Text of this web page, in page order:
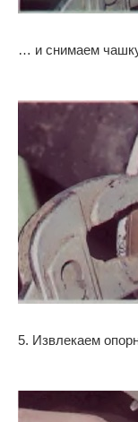
… и снимаем
5. Извлекаем